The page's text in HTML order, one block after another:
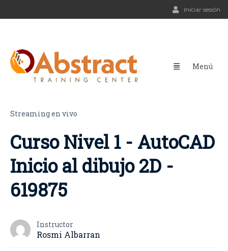
Iniciar sesión
Streaming en vivo
Curso Nivel 1 - AutoCAD
Inicio al dibujo 2D -
619875
Instructor
Rosmi Albarran